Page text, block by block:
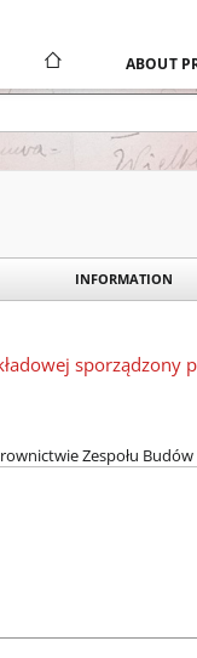
ABOUT
INFORMATION
sporządzony
Zespołu